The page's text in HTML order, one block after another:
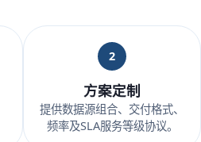
2
方案定制
提供数据源组合、交付格式、
频率及SLA服务等级协议。